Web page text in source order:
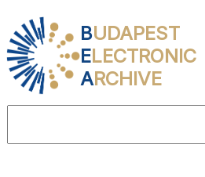
BUDAPEST
ELECTRONIC
ARCHIVE